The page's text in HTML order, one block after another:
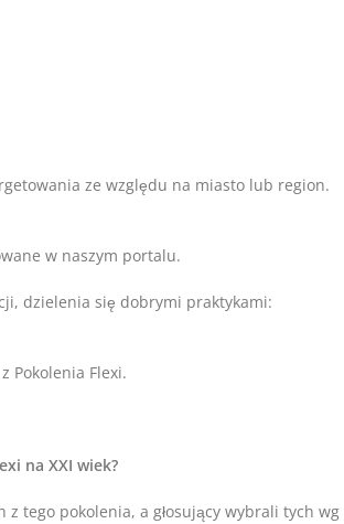
ze względu na miasto lub region.
w naszym portalu.
dzielenia się dobrymi praktykami:
Pokolenia Flexi.
na XXI wiek?
z tego pokolenia, a głosujący wybrali tych wg